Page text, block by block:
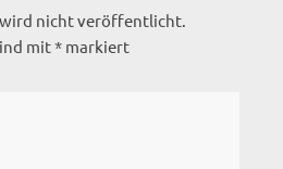
wird nicht veröffentlicht.
mit* markiert